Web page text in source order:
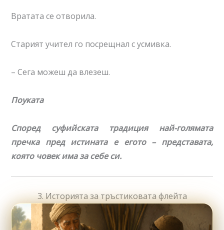
Вратата се отворила.
Старият учител го посрещнал с усмивка.
– Сега можеш да влезеш.
Поуката
Според суфийската традиция най-голямата
пречка пред истината е егото – представата,
която човек има за себе си.
3. Историята за тръстиковата флейта